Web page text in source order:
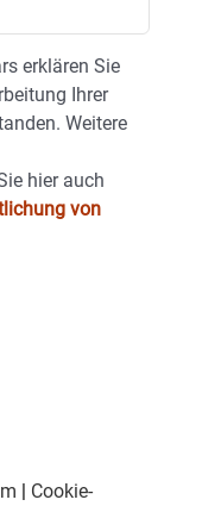
erklären Sie
Ihrer
Weitere
hier auch
von
Cookie-